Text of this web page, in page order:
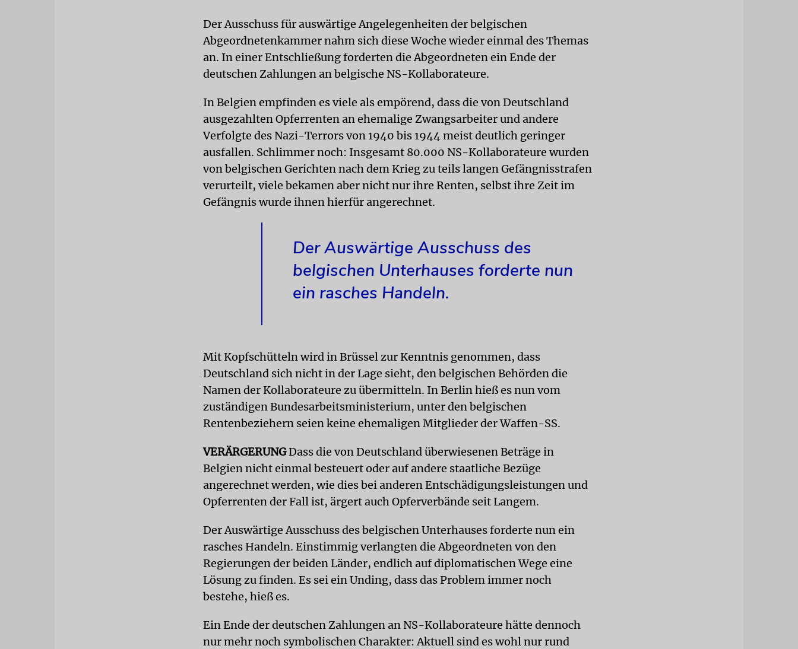
Der Ausschuss für auswärtige Angelegenheiten der belgischen
Abgeordnetenkammer nahm sich diese Woche wieder einmal des Themas
an. In einer Entschließung forderten die Abgeordneten ein Ende der
deutschen Zahlungen an belgische NS-Kollaborateure.
In Belgien empfinden es viele als empörend, dass die von Deutschland
ausgezahlten Opferrenten an ehemalige Zwangsarbeiter und andere
Verfolgte des Nazi-Terrors von 1940 bis 1944 meist deutlich geringer
ausfallen. Schlimmer noch: Insgesamt 80.000 NS-Kollaborateure wurden
von belgischen Gerichten nach dem Krieg zu teils langen Gefängnisstrafen
verurteilt, viele bekamen aber nicht nur ihre Renten, selbst ihre Zeit im
Gefängnis wurde ihnen hierfür angerechnet.
Der Auswärtige Ausschuss des
belgischen Unterhauses forderte nun
ein rasches Handeln.
Mit Kopfschütteln wird in Brüssel zur Kenntnis genommen, dass
Deutschland sich nicht in der Lage sieht, den belgischen Behörden die
Namen der Kollaborateure zu übermitteln. In Berlin hieß es nun vom
zuständigen Bundesarbeitsministerium, unter den belgischen
Rentenbeziehern seien keine ehemaligen Mitglieder der Waffen-SS.
VERÄRGERUNGDass die von Deutschland überwiesenen Beträge in
Belgien nicht einmal besteuert oder auf andere staatliche Bezüge
angerechnet werden, wie dies bei anderen Entschädigungsleistungen und
Opferrenten der Fall ist, ärgert auch Opferverbände seit Langem.
Der Auswärtige Ausschuss des belgischen Unterhauses forderte nun ein
rasches Handeln. Einstimmig verlangten die Abgeordneten von den
Regierungen der beiden Länder, endlich auf diplomatischen Wege eine
Lösung zu finden. Es sei ein Unding, dass das Problem immer noch
bestehe, hieß es.
Ein Ende der deutschen Zahlungen an NS-Kollaborateure hätte dennoch
nur mehr noch symbolischen Charakter: Aktuell sind es wohl nur rund